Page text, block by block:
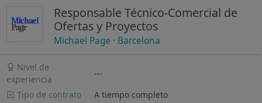
Responsable Técnico-Comercial de
Ofertas y Proyectos
Michael Page · Barcelona
Nivel de
experiencia
---
Tipo de contrato
A tiempo completo